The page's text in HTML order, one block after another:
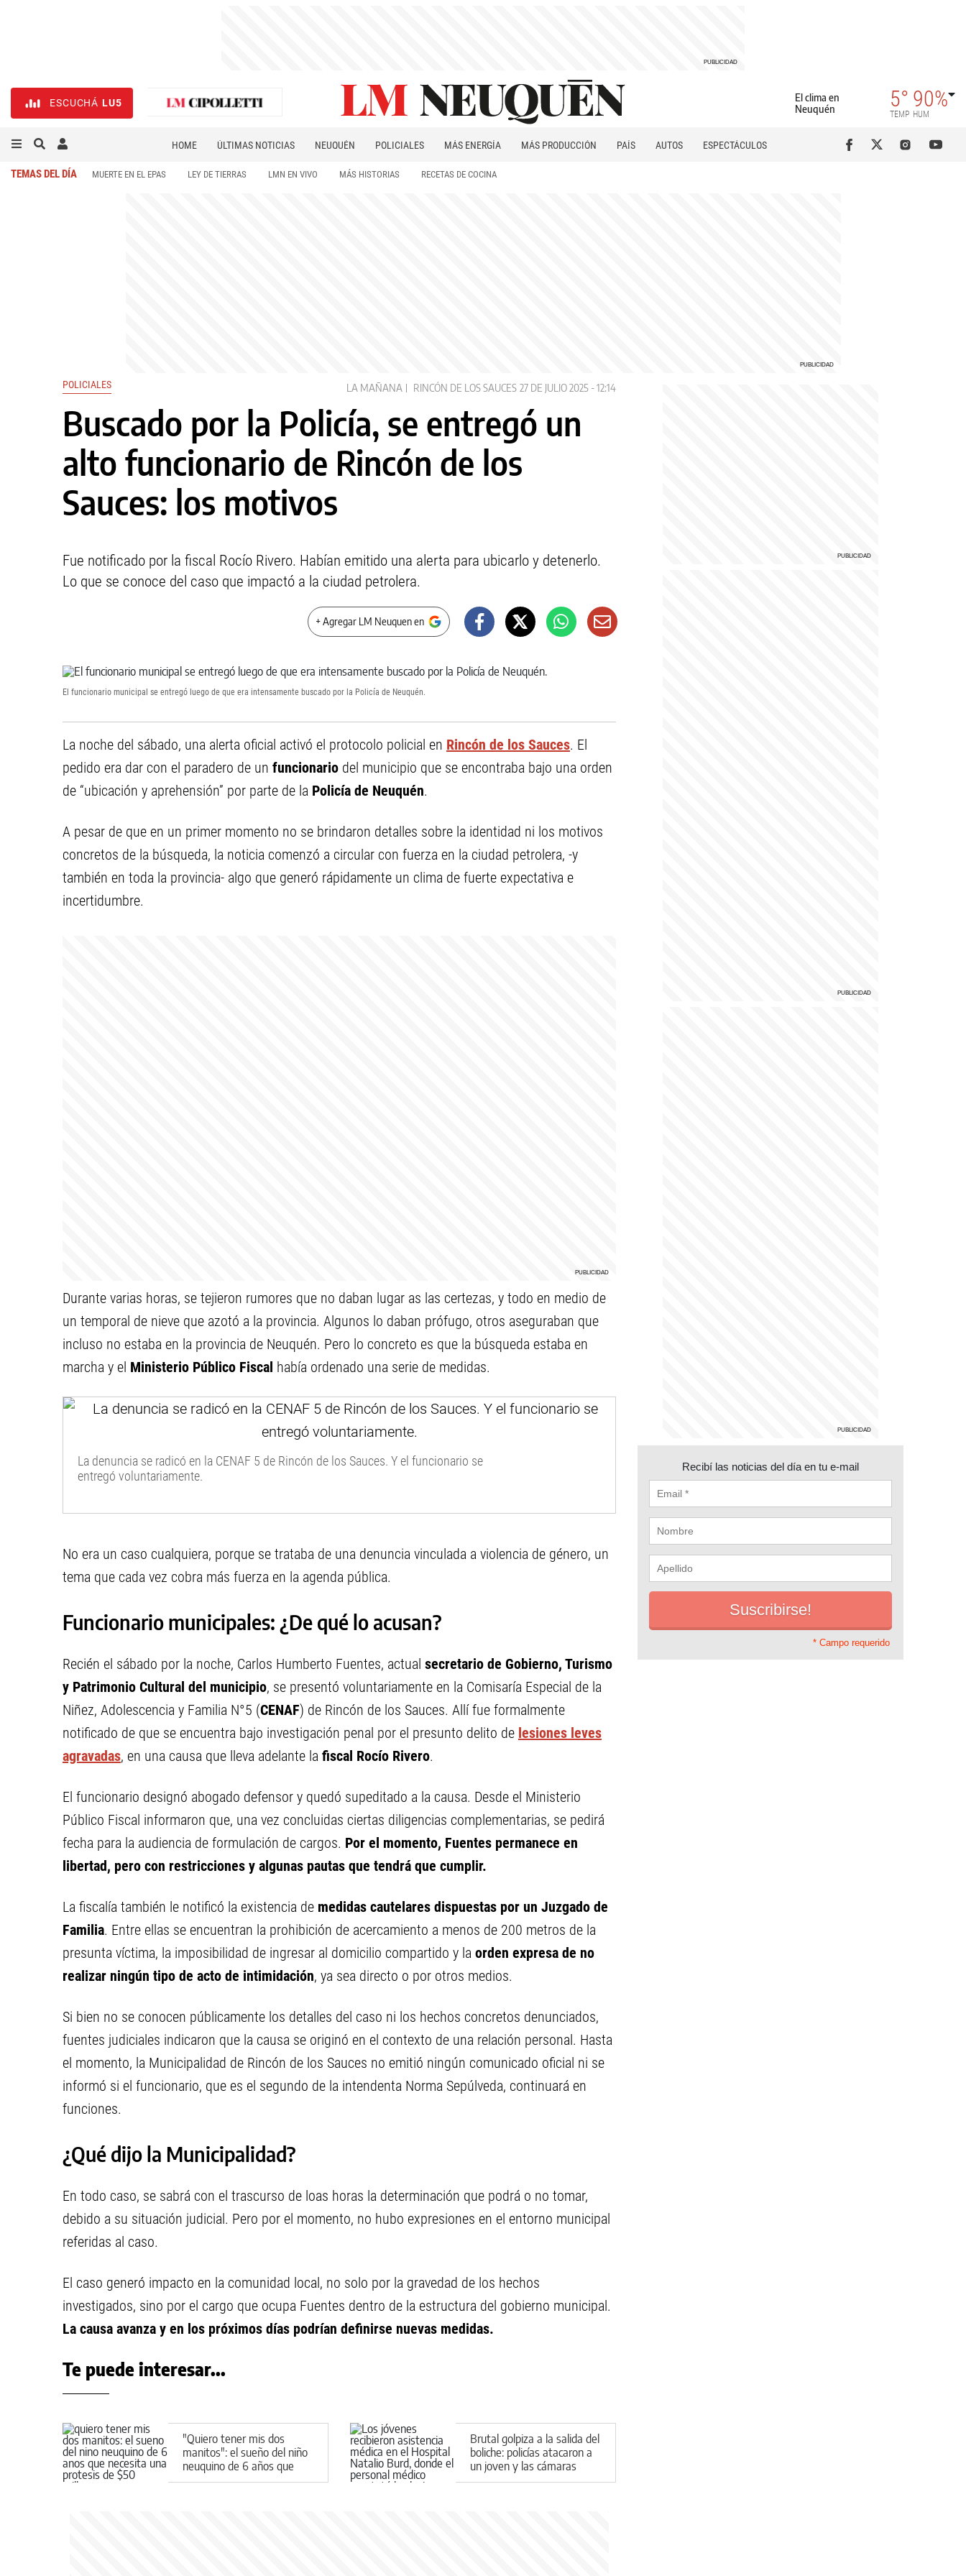
ESCUCHÁ LU5
El clima en
Neuquén
5°
TEMP
90%
HUM
HOME ÚLTIMAS NOTICIAS NEUQUÉN POLICIALES MÁS ENERGÍA MÁS PRODUCCIÓN PAÍS AUTOS
ESPECTÁCULOS
TEMAS DEL DÍA MUERTE EN EL EPAS LEY DE TIERRAS LMN EN VIVO MÁS HISTORIAS RECETAS DE COCINA
POLICIALES LA MAÑANA RINCÓN DE LOS SAUCES 27 DE JULIO 2025 - 12:14
Buscado por la Policía, se entregó un
alto funcionario de Rincón de los
Sauces: los motivos
Fue notificado por la fiscal Rocío Rivero. Habían emitido una alerta para ubicarlo y detenerlo.
Lo que se conoce del caso que impactó a la ciudad petrolera.
+ Agregar LM Neuquen en
El funcionario municipal se entregó luego de que era intensamente buscado por la Policía de Neuquén.
La noche del sábado, una alerta oficial activó el protocolo policial en Rincón de los Sauces. El
pedido era dar con el paradero de un funcionario del municipio que se encontraba bajo una orden
de “ubicación y aprehensión” por parte de la Policía de Neuquén.
A pesar de que en un primer momento no se brindaron detalles sobre la identidad ni los motivos
concretos de la búsqueda, la noticia comenzó a circular con fuerza en la ciudad petrolera, -y
también en toda la provincia- algo que generó rápidamente un clima de fuerte expectativa e
incertidumbre.
Durante varias horas, se tejieron rumores que no daban lugar as las certezas, y todo en medio de
un temporal de nieve que azotó a la provincia. Algunos lo daban prófugo, otros aseguraban que
incluso no estaba en la provincia de Neuquén. Pero lo concreto es que la búsqueda estaba en
marcha y el Ministerio Público Fiscal había ordenado una serie de medidas.
La denuncia se radicó en la CENAF 5 de Rincón de los Sauces. Y el funcionario se
entregó voluntariamente.
No era un caso cualquiera, porque se trataba de una denuncia vinculada a violencia de género, un
tema que cada vez cobra más fuerza en la agenda pública.
Funcionario municipales: ¿De qué lo acusan?
Recién el sábado por la noche, Carlos Humberto Fuentes, actual secretario de Gobierno, Turismo
y Patrimonio Cultural del municipio, se presentó voluntariamente en la Comisaría Especial de la
Niñez, Adolescencia y Familia N°5 (CENAF) de Rincón de los Sauces. Allí fue formalmente
notificado de que se encuentra bajo investigación penal por el presunto delito de lesiones leves
agravadas, en una causa que lleva adelante la fiscal Rocío Rivero.
El funcionario designó abogado defensor y quedó supeditado a la causa. Desde el Ministerio
Público Fiscal informaron que, una vez concluidas ciertas diligencias complementarias, se pedirá
fecha para la audiencia de formulación de cargos. Por el momento, Fuentes permanece en
libertad, pero con restricciones y algunas pautas que tendrá que cumplir.
La fiscalía también le notificó la existencia de medidas cautelares dispuestas por un Juzgado de
Familia. Entre ellas se encuentran la prohibición de acercamiento a menos de 200 metros de la
presunta víctima, la imposibilidad de ingresar al domicilio compartido y la orden expresa de no
realizar ningún tipo de acto de intimidación, ya sea directo o por otros medios.
Si bien no se conocen públicamente los detalles del caso ni los hechos concretos denunciados,
fuentes judiciales indicaron que la causa se originó en el contexto de una relación personal. Hasta
el momento, la Municipalidad de Rincón de los Sauces no emitió ningún comunicado oficial ni se
informó si el funcionario, que es el segundo de la intendenta Norma Sepúlveda, continuará en
funciones.
¿Qué dijo la Municipalidad?
En todo caso, se sabrá con el trascurso de loas horas la determinación que podrá o no tomar,
debido a su situación judicial. Pero por el momento, no hubo expresiones en el entorno municipal
referidas al caso.
El caso generó impacto en la comunidad local, no solo por la gravedad de los hechos
investigados, sino por el cargo que ocupa Fuentes dentro de la estructura del gobierno municipal.
La causa avanza y en los próximos días podrían definirse nuevas medidas.
Te puede interesar...
"Quiero tener mis dos
manitos": el sueño del niño
neuquino de 6 años que
necesita una prótesis de
Brutal golpiza a la salida del
boliche: policías atacaron a
un joven y las cámaras
registraron todo
Recibí las noticias del día en tu e-mail
* Campo requerido